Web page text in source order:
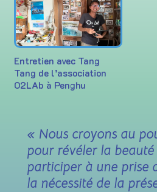
Entretien avec Tang
Tang de l’association
O2LAb à Penghu
« Nous croyons au
pour révéler la
participer à une prise
la nécessité de la